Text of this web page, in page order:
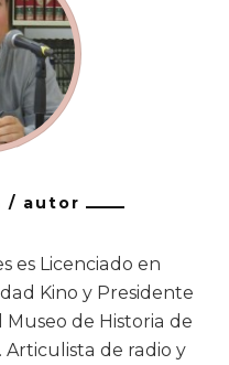
/ autor
es Licenciado en
Kino y Presidente
Museo de Historia de
Articulista de radio y